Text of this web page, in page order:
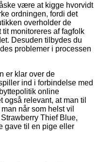
være at kigge hvorvidt
ordningen, fordi det
overholder de
monitoreres af fagfolk
Desuden tilbydes du
problemer i processen
er klar over de
ind i forbindelse med
online
også relevant, at man til
når som helst vil
Thief Blue,
gave til en pige eller